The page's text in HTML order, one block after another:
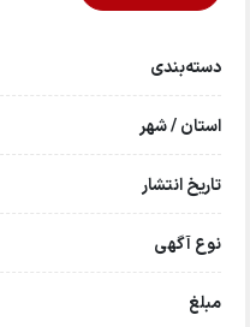
دسته‌بندی
استان / شهر
تاریخ انتشار
نوع آگهی
مبلغ